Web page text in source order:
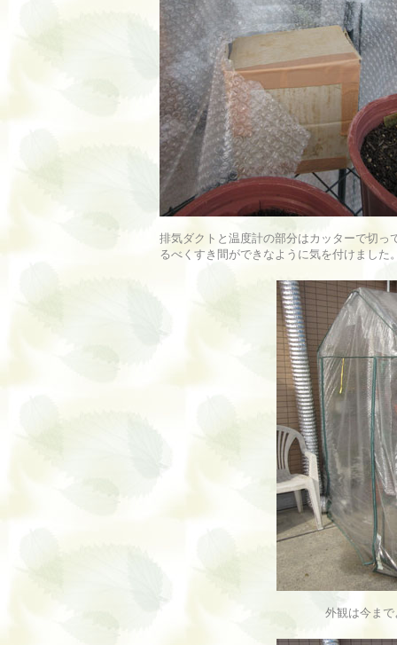
排気ダクトと温度計の部分はカッターで切っ
るべくすき間ができなように気を付けました
外観は今ま